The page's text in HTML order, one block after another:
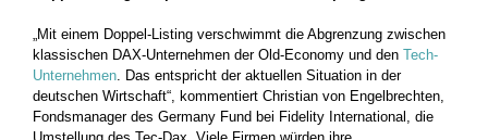
„Mit einem Doppel-Listing verschwimmt die Abgrenzung zwischen
klassischen DAX-Unternehmen der Old-Economy und den Tech-
Unternehmen. Das entspricht der aktuellen Situation in der
deutschen Wirtschaft“, kommentiert Christian von Engelbrechten,
Fondsmanager des Germany Fund bei Fidelity International, die